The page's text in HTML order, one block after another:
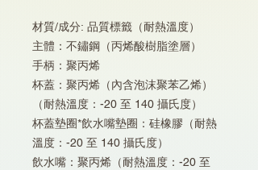
材質/成分: 品質標籤（耐熱溫度）
主體：不鏽鋼（丙烯酸樹脂塗層）
手柄：聚丙烯
杯蓋：聚丙烯（內含泡沫聚苯乙烯）
（耐熱溫度：-20 至 140 攝氏度）
杯蓋墊圈*飲水嘴墊圈：硅橡膠（耐熱
溫度：-20 至 140 攝氏度）
飲水嘴：聚丙烯（耐熱溫度：-20 至